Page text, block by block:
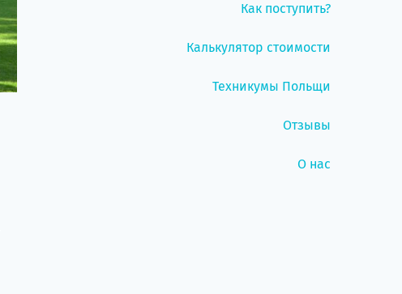
Как поступить?
Калькулятор стоимости
Техникумы Польщи
Отзывы
О нас